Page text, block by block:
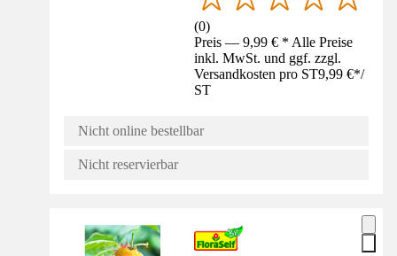
(0)
Preis — 9,99 € * Alle Preise
inkl. MwSt. und ggf. zzgl.
Versandkosten pro ST9,99 €*/
ST
Nicht online bestellbar
Nicht reservierbar